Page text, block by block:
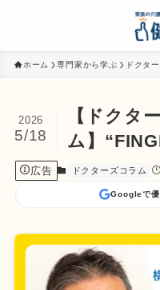
ホーム 専門家から学ぶ ドクタ
【ドクタ
ム】
2026
5/18
広告 ドクターズコラム
Googleで優